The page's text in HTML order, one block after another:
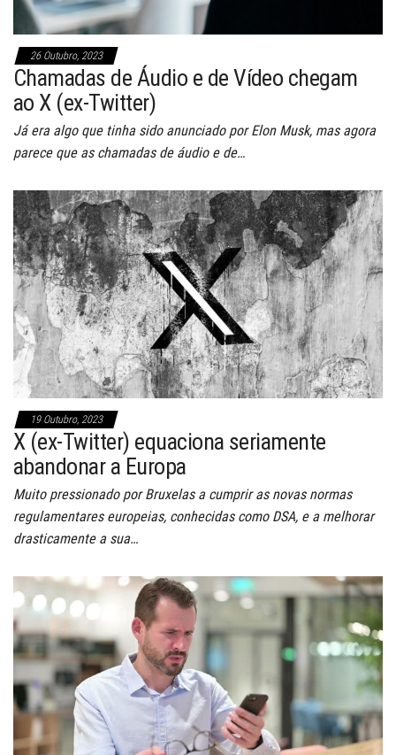
26 Outubro, 2023
Chamadas de Áudio e de Vídeo chegam
ao X (ex-Twitter)
Já era algo que tinha sido anunciado por Elon Musk, mas agora
parece que as chamadas de áudio e de…
19 Outubro, 2023
X (ex-Twitter) equaciona seriamente
abandonar a Europa
Muito pressionado por Bruxelas a cumprir as novas normas
regulamentares europeias, conhecidas como DSA, e a melhorar
drasticamente a sua…